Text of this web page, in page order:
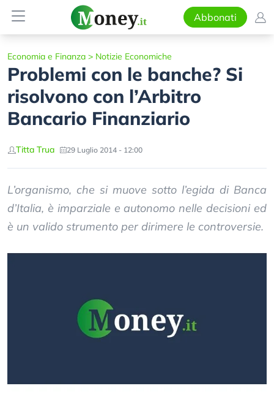
Abbonati
Economia e Finanza > Notizie Economiche
Problemi con le banche? Si
risolvono con l’Arbitro
Bancario Finanziario
Titta Trua 29 Luglio 2014 - 12:00
L’organismo, che si muove sotto l’egida di Banca
d’Italia, è imparziale e autonomo nelle decisioni ed
è un valido strumento per dirimere le controversie.